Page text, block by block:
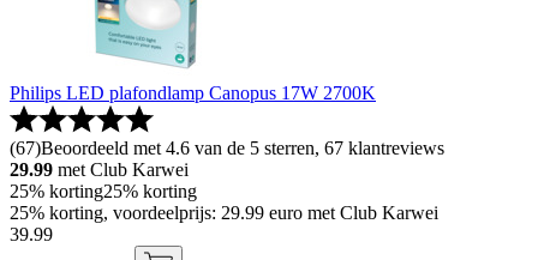
Philips LED plafondlamp Canopus 17W 2700K
(67)Beoordeeld met 4.6 van de 5 sterren, 67 klantreviews
29.99 met Club Karwei
25% korting25% korting
25% korting, voordeelprijs: 29.99 euro met Club Karwei
39.99